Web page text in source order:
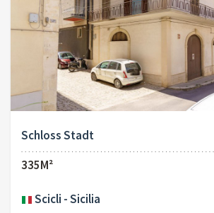
Schloss Stadt
335M²
Scicli - Sicilia